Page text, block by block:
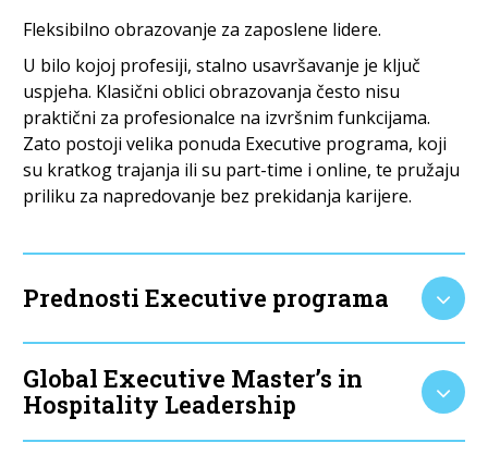
Fleksibilno obrazovanje za zaposlene lidere.
U bilo kojoj profesiji, stalno usavršavanje je ključ
uspjeha. Klasični oblici obrazovanja često nisu
praktični za profesionalce na izvršnim funkcijama.
Zato postoji velika ponuda Executive programa, koji
su kratkog trajanja ili su part-time i online, te pružaju
priliku za napredovanje bez prekidanja karijere.
Prednosti Executive programa
Global Executive Master’s in
Hospitality Leadership